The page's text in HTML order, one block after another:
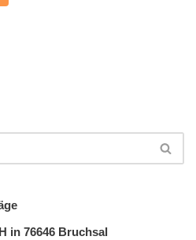
in 76646 Bruchsal